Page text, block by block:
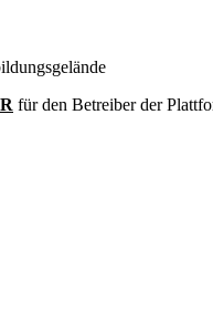
für den Betreiber der